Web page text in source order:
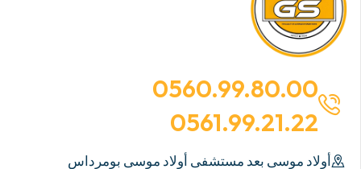
0560.99.80.00
0561.99.21.22
أولاد موسى بعد مستشفى أولاد موسى بومرداس